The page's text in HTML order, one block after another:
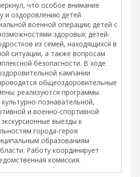
что особое внимание
и оздоровлению детей
военной операции; детей с
здоровья; детей-
из семей, находящихся в
ситуации, а также вопросам
безопасности. В ходе
кампании
общеоздоровительные
реализуются программы
познавательной,
и военно-спортивной
выезды к
города-героя
образованиям
Работу координирует
комиссия.